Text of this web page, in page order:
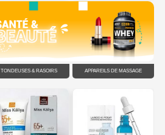
TONDEUSES & RASOIRS APPAREILS DE MASSAGE